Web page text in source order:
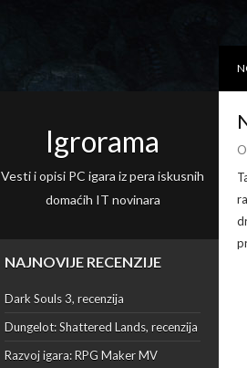
Igrorama
Vesti i opisi PC igara iz pera iskusnih
domaćih IT novinara
NAJNOVIJE RECENZIJE
Dark Souls 3, recenzija
Dungelot: Shattered Lands, recenzija
Razvoj igara: RPG Maker MV